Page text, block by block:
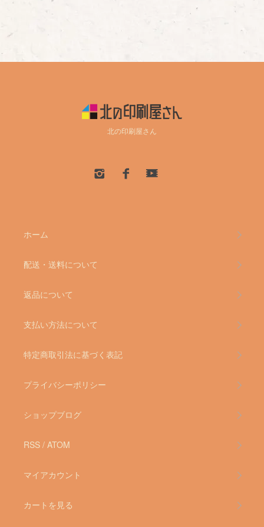
北の印刷屋さん
ホーム
配送・送料について
返品について
支払い方法について
特定商取引法に基づく表記
プライバシーポリシー
ショップブログ
RSS / ATOM
マイアカウント
カートを見る